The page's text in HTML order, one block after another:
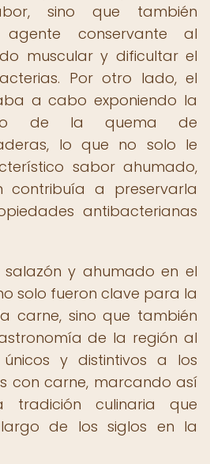
sino que también
conservante al
muscular y dificultar el
Por otro lado, el
a cabo exponiendo la
de la quema de
lo que no solo le
sabor ahumado,
contribuía a preservarla
antibacterianas
salazón y ahumado en el
solo fueron clave para la
carne, sino que también
de la región al
y distintivos a los
con carne, marcando así
culinaria que
de los siglos en la